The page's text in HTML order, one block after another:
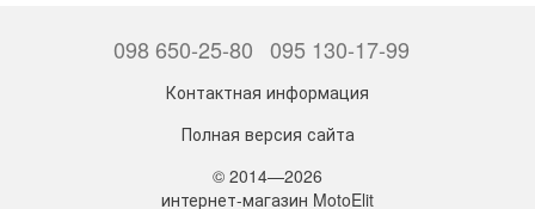
098 650-25-80 095 130-17-99
Контактная информация
Полная версия сайта
© 2014—2026
интернет-магазин MotoElit